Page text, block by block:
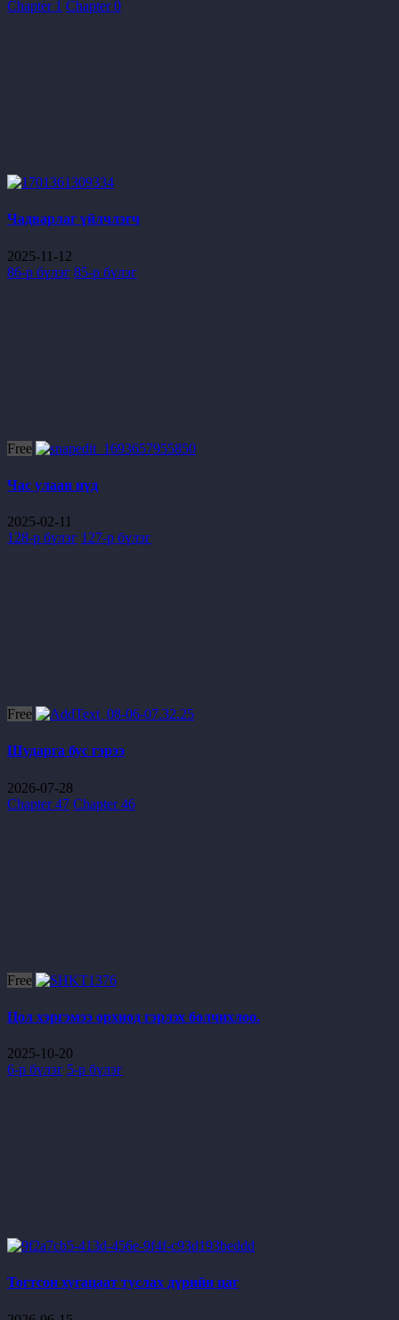
Chapter 1 Chapter 0
Чадварлаг үйлчлэгч
2025-11-12
86-р бүлэг 85-р бүлэг
Free
Час улаан нүд
2025-02-11
128-р бүлэг 127-р бүлэг
Free
Шударга бус гэрээ
2026-07-28
Chapter 47 Chapter 46
Free
Цол хэргэмээ орхиод гэрлэх болчихлоо.
2025-10-20
6-р бүлэг 5-р бүлэг
Тогтсон хугацаат туслах дүрийн цаг